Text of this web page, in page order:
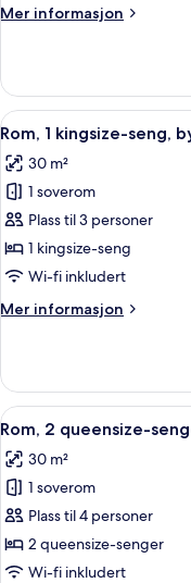
sovesofa,
Mer informasjon
Mer
1
kingsize-
seng
sovesofa,
balkong
Åpne
alle
bildene
av
Rom,
1
kingsize-
byutsikt
7
Rom, 1 kingsize-seng,
30 m²
1 soverom
Plass til 3 personer
1 kingsize-seng
Wi-fi inkludert
Mer informasjon
Mer
1
kingsize-
seng,
Åpne
alle
bildene
av
Rom,
2
queensize-
6
Rom, 2 queensize-
30 m²
1 soverom
Plass til 4 personer
2 queensize-senger
Wi-fi inkludert